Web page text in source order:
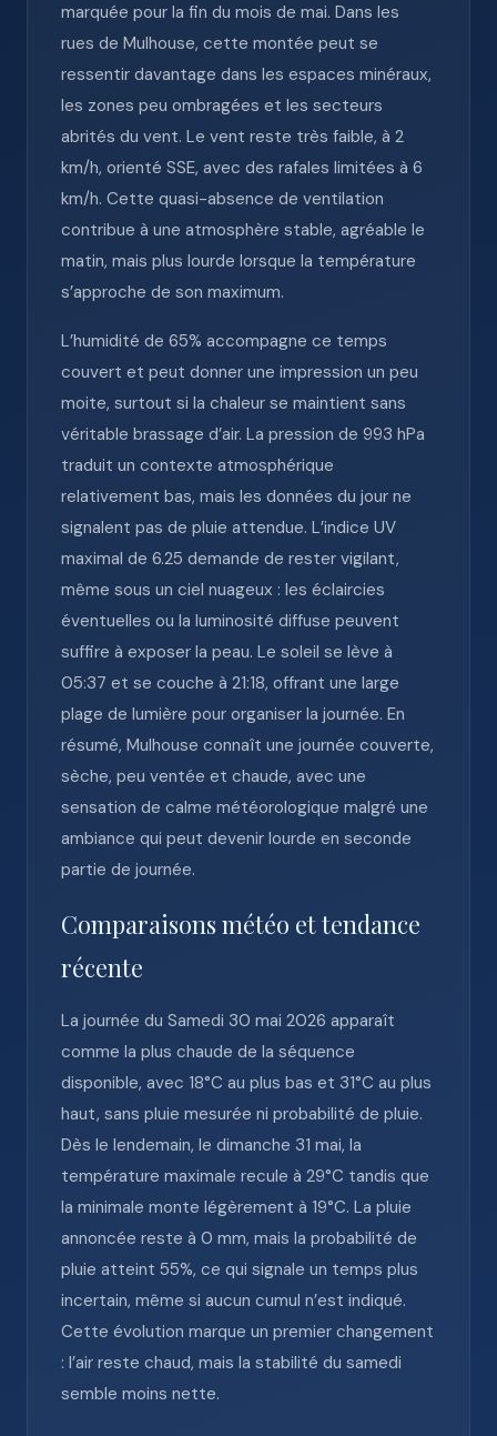
marquée pour la fin du mois de mai. Dans les
rues de Mulhouse, cette montée peut se
ressentir davantage dans les espaces minéraux,
les zones peu ombragées et les secteurs
abrités du vent. Le vent reste très faible, à 2
km/h, orienté SSE, avec des rafales limitées à 6
km/h. Cette quasi-absence de ventilation
contribue à une atmosphère stable, agréable le
matin, mais plus lourde lorsque la température
s’approche de son maximum.
L’humidité de 65% accompagne ce temps
couvert et peut donner une impression un peu
moite, surtout si la chaleur se maintient sans
véritable brassage d’air. La pression de 993 hPa
traduit un contexte atmosphérique
relativement bas, mais les données du jour ne
signalent pas de pluie attendue. L’indice UV
maximal de 6.25 demande de rester vigilant,
même sous un ciel nuageux : les éclaircies
éventuelles ou la luminosité diffuse peuvent
suffire à exposer la peau. Le soleil se lève à
05:37 et se couche à 21:18, offrant une large
plage de lumière pour organiser la journée. En
résumé, Mulhouse connaît une journée couverte,
sèche, peu ventée et chaude, avec une
sensation de calme météorologique malgré une
ambiance qui peut devenir lourde en seconde
partie de journée.
Comparaisons météo et tendance
récente
La journée du Samedi 30 mai 2026 apparaît
comme la plus chaude de la séquence
disponible, avec 18°C au plus bas et 31°C au plus
haut, sans pluie mesurée ni probabilité de pluie.
Dès le lendemain, le dimanche 31 mai, la
température maximale recule à 29°C tandis que
la minimale monte légèrement à 19°C. La pluie
annoncée reste à 0 mm, mais la probabilité de
pluie atteint 55%, ce qui signale un temps plus
incertain, même si aucun cumul n’est indiqué.
Cette évolution marque un premier changement
: l’air reste chaud, mais la stabilité du samedi
semble moins nette.